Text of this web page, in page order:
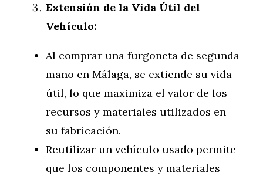
Extensión de la Vida Útil del
Vehículo:
Al comprar una furgoneta de segunda
mano en Málaga, se extiende su vida
útil, lo que maximiza el valor de los
recursos y materiales utilizados en
su fabricación.
Reutilizar un vehículo usado permite
que los componentes y materiales